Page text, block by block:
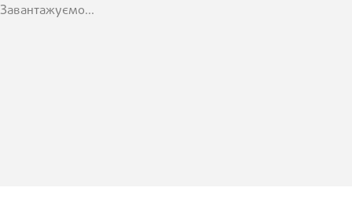
Завантажуємо...